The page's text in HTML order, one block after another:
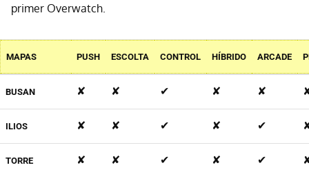
primer Overwatch.
MAPAS PUSH ESCOLTA CONTROL HÍBRIDO ARCADE
BUSAN ✘ ✘ ✔ ✘ ✘
ILIOS ✘ ✘ ✔ ✘ ✔
TORRE
✘ ✘ ✔ ✘ ✔